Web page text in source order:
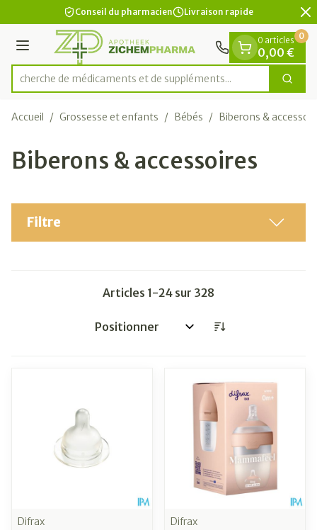
Aller au contenu
2 de 2Conseil du pharmacien Livraison rapide
Menu
Rechercher
Recherche de médicaments et de s
0 articles
0,00 €
0
Accueil / Grossesse et enfants / Bébés / Biberons &
Biberons & accessoires
Filtre
Articles 1-24 sur 328
Trier par:
Difrax
Difrax